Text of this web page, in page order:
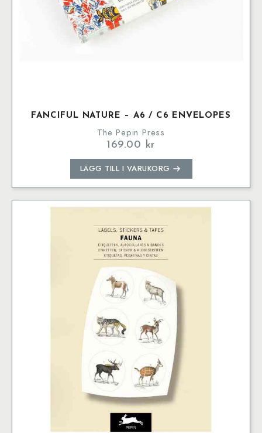
FANCIFUL NATURE – A6 / C6 ENVELOPES
The Pepin Press
169.00 kr
LÄGG TILL I VARUKORG